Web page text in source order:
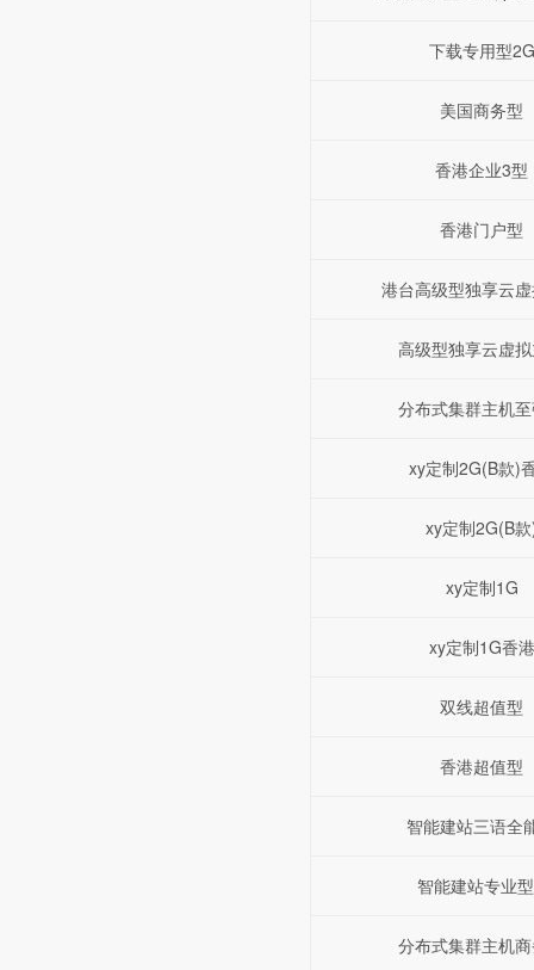
下载专用型2G
美国商务型
香港企业3型
香港门户型
港台高级型独享云
高级型独享云虚
分布式集群主机
xy定制2G(B款)
xy定制2G(B
xy定制1G
xy定制1G香港
双线超值型
香港超值型
智能建站三语全
智能建站专业
分布式集群主机